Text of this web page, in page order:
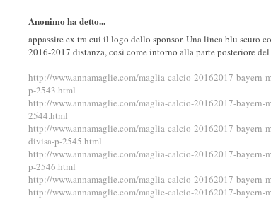
Anonimo ha detto...
appassire ex tra cui il logo dello sponsor. Una linea blu scuro
2016-2017 distanza, così come intorno alla parte posteriore
http://www.annamaglie.com/maglia-calcio-20162017-
p-2543.html
http://www.annamaglie.com/maglia-calcio-20162017-
2544.html
http://www.annamaglie.com/maglia-calcio-20162017-
divisa-p-2545.html
http://www.annamaglie.com/maglia-calcio-20162017-
p-2546.html
http://www.annamaglie.com/maglia-calcio-20162017-
http://www.annamaglie.com/maglie-calcio-20162017-bayern-